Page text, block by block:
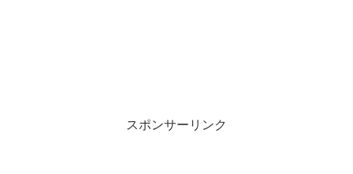
スポンサーリンク